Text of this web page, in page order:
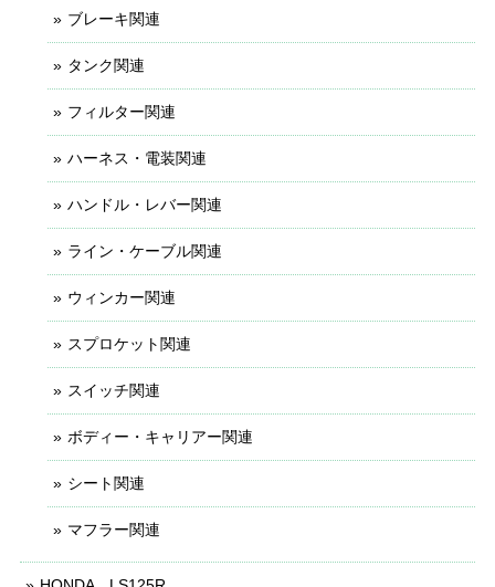
ブレーキ関連
タンク関連
フィルター関連
ハーネス・電装関連
ハンドル・レバー関連
ライン・ケーブル関連
ウィンカー関連
スプロケット関連
スイッチ関連
ボディー・キャリアー関連
シート関連
マフラー関連